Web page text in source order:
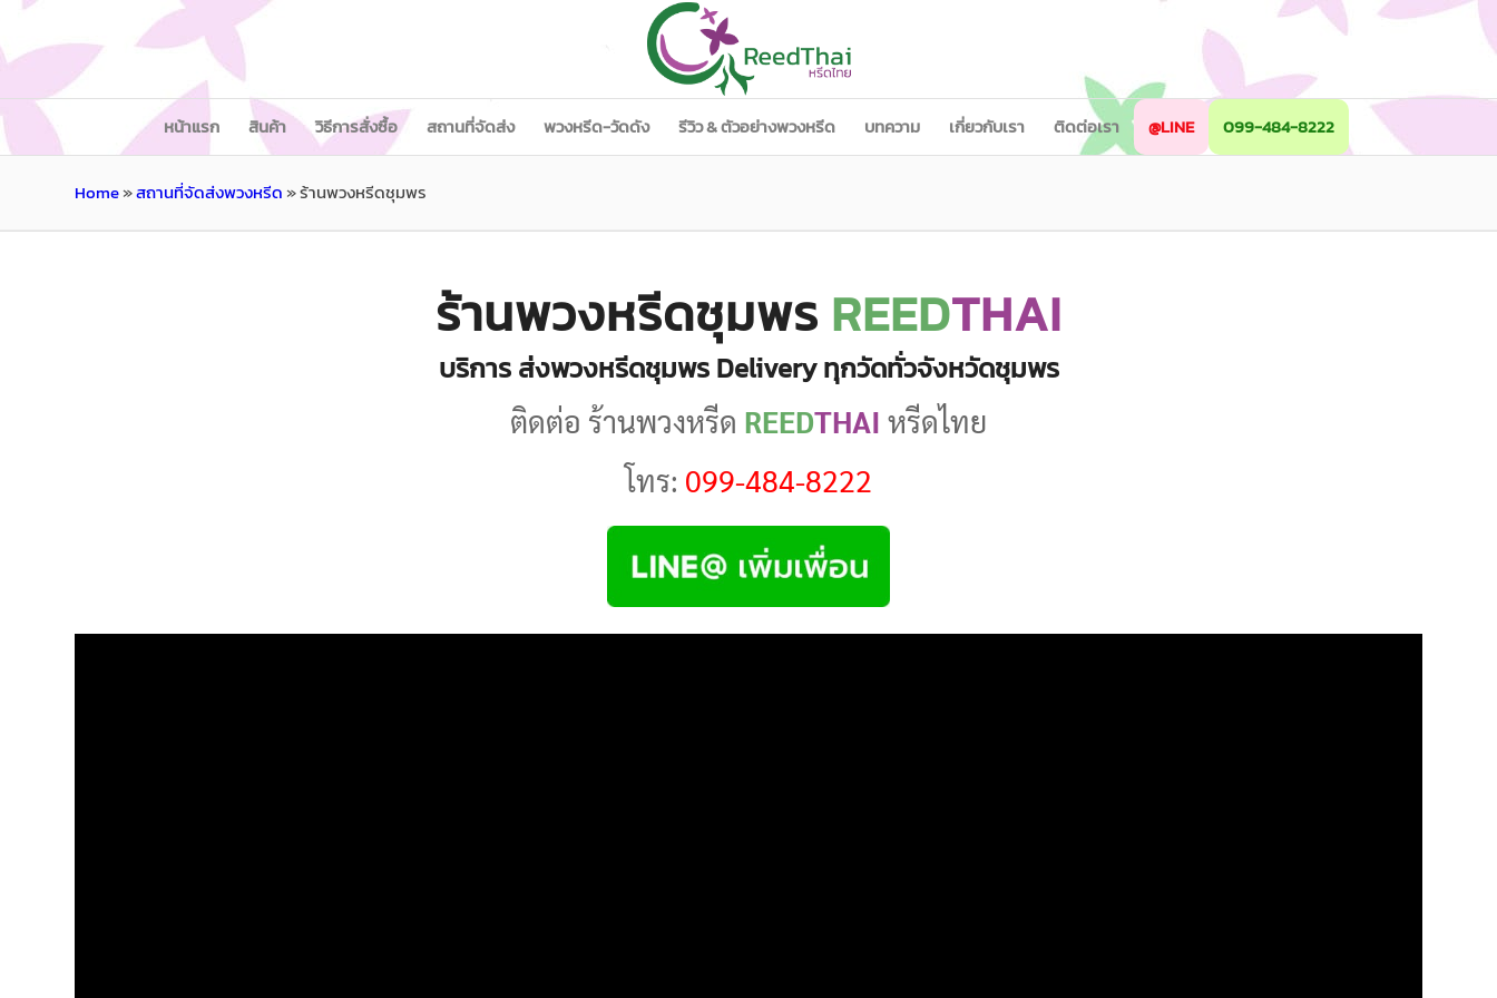
หน้าแรก สินค้า วิธีการสั่งซื้อ สถานที่จัดส่ง พวงหรีด-วัดดัง รีวิว & ตัวอย่างพวงหรีด บทความ เกี่ยวกับเรา ติดต่อเรา @LINE 099-484-8222
Home»สถานที่จัดส่งพวงหรีด»ร้านพวงหรีดชุมพร
ร้านพวงหรีดชุมพร REEDTHAI
บริการ ส่งพวงหรีดชุมพร Delivery ทุกวัดทั่วจังหวัดชุมพร
ติดต่อ ร้านพวงหรีด REEDTHAI หรีดไทย
โทร: 099-484-8222